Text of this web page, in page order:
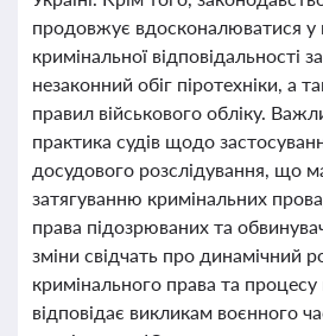
продовжує вдосконалюватися у
кримінальної відповідальності
незаконний обіг піротехніки, а
правил військового обліку.
практика судів щодо
досудового розслідування, що
затягуванню кримінальних
права підозрюваних та
зміни свідчать про динамічний
кримінального права та процесу
відповідає викликам воєнного